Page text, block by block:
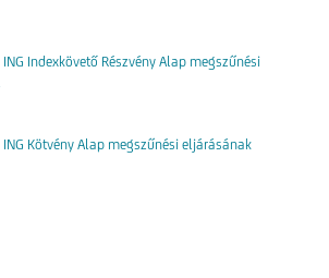
Indexkövető Részvény Alap megszűnési
Kötvény Alap megszűnési eljárásának